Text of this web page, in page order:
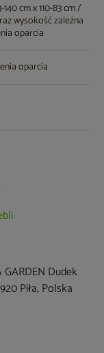
cm x 110-83 cm /
wysokość zależna
oparcia
oparcia
Dudek
Piła, Polska